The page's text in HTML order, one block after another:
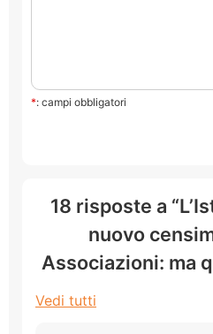
*: campi obbligatori
18 risposte a
nuovo
Associazioni: ma
Vedi tutti